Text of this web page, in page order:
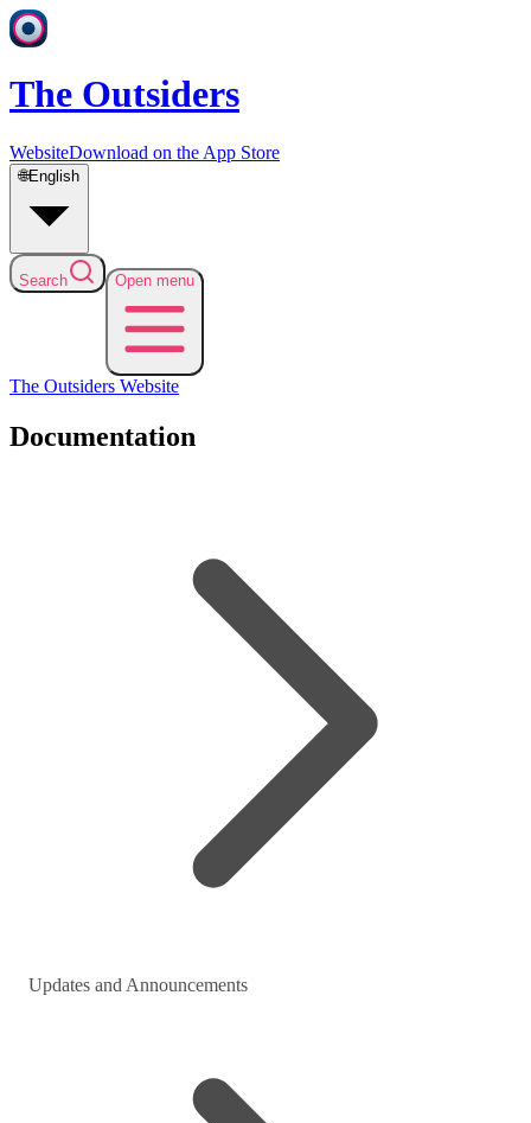
The Outsiders
WebsiteDownload on the App Store
🌐English
Search Open menu
The Outsiders Website
Documentation
Updates and Announcements